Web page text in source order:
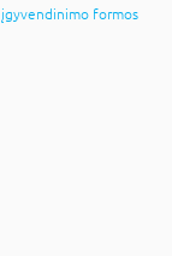
įgyvendinimo formos